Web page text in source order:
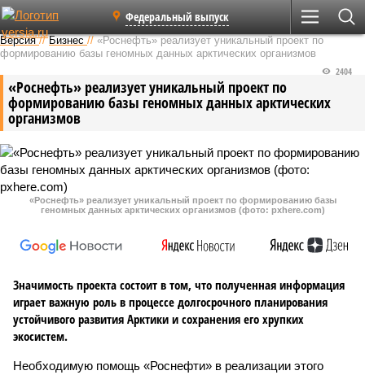
Федеральный выпуск
Версия //Бизнес //«Роснефть» реализует уникальный проект по
формированию базы геномных данных арктических организмов
«Роснефть» реализует уникальный проект по
формированию базы геномных данных арктических
организмов
2404
«Роснефть» реализует уникальный проект по формированию базы
геномных данных арктических организмов (фото: pxhere.com)
Значимость проекта состоит в том, что полученная информация
играет важную роль в процессе долгосрочного планирования
устойчивого развития Арктики и сохранения его хрупких
экосистем.
Необходимую помощь «Роснефти» в реализации этого